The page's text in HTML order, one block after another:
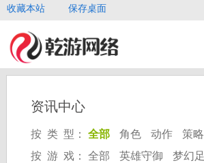
收藏本站 保存桌面
资讯中心
按 类 型： 全部 角色 动作
策略
按 游 戏：
全部 英雄守御 梦幻